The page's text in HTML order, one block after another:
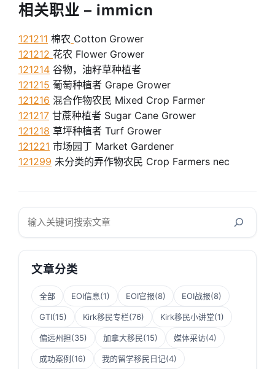
相关职业 – immicn
121211 棉农 Cotton Grower
121212 花农 Flower Grower
121214 谷物，油籽草种植者
121215 葡萄种植者 Grape Grower
121216 混合作物农民 Mixed Crop Farmer
121217 甘蔗种植者 Sugar Cane Grower
121218 草坪种植者 Turf Grower
121221 市场园丁 Market Gardener
121299 未分类的弄作物农民 Crop Farmers nec
搜
文章分类
全部 EOI信息(1) EOI官报(8) EOI战报(8)
GTI(15) Kirk移民专栏(76) Kirk移民小讲堂(1)
偏远州担(35) 加拿大移民(15) 媒体采访(4)
成功案例(16) 我的留学移民日记(4)